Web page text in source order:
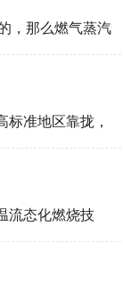
，那么燃气蒸汽
准地区靠拢，
流态化燃烧技